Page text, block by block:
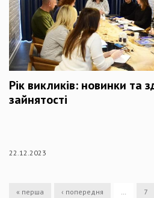
Рік викликів: новинки та
зайнятості
22.12.2023
« перша ‹ попередня 7